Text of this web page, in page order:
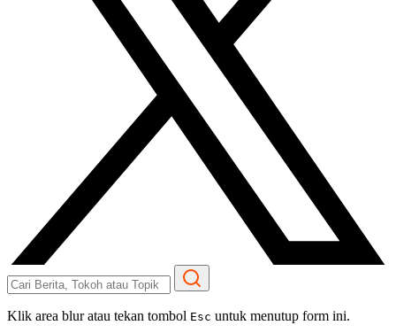
Klik area blur atau tekan tombol Esc untuk menutup form ini.